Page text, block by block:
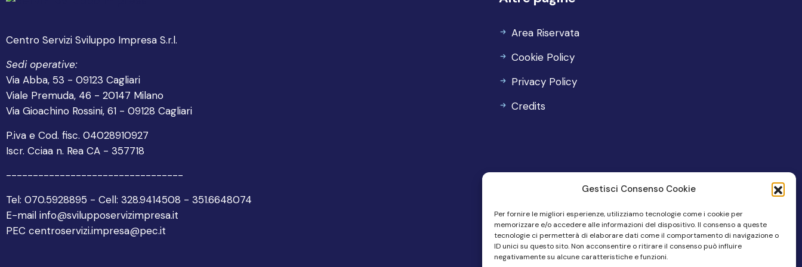
Gestisci Consenso Cookie
Per fornire le migliori esperienze, utilizziamo tecnologie come i cookie per
memorizzare e/o accedere alle informazioni del dispositivo. Il consenso a queste
tecnologie ci permetterà di elaborare dati come il comportamento di navigazione o
ID unici su questo sito. Non acconsentire o ritirare il consenso può influire
negativamente su alcune caratteristiche e funzioni.
Centro Servizi Sviluppo Impresa S.r.l.
Sedi operative:
Via Abba, 53 - 09123 Cagliari
Viale Premuda, 46 - 20147 Milano
Via Gioachino Rossini, 61 - 09128 Cagliari
P.iva e Cod. fisc. 04028910927
Iscr. Cciaa n. Rea CA - 357718
---------------------------------
Tel: 070.5928895 - Cell: 328.9414508 - 351.6648074
E-mail info@svilupposervizimpresa.it
PEC centroservizi.impresa@pec.it
Area Riservata
Cookie Policy
Privacy Policy
Credits